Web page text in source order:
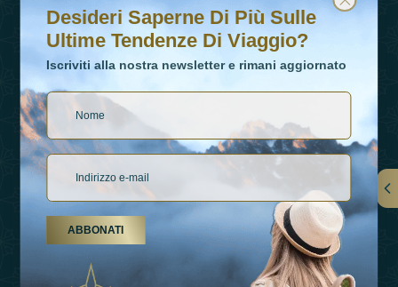
WhatsApp No
+442034682356
Collegamenti
Desideri Saperne Di Più Sulle
Ultime Tendenze Di Viaggio?
Iscriviti alla nostra newsletter e rimani aggiornato
ABBONATI